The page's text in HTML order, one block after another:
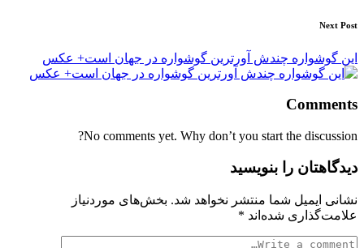
Next Post
این گوشواره چندش آورترین گوشواره در جهان است+ عکس
Comments
No comments yet. Why don’t you start the discussion?
دیدگاهتان را بنویسید
نشانی ایمیل شما منتشر نخواهد شد. بخش‌های موردنیاز
علامت‌گذاری شده‌اند *